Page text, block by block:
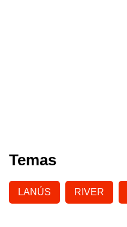
Temas
LANÚS RIVER